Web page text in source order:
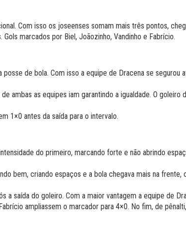
Com isso os joseenses somam mais três pontos,
marcados por Biel, Joãozinho, Vandinho e Fabrício.
de bola. Com isso a equipe de Dracena se segurou
ambas as equipes iam garantindo a igualdade. O goleiro
1×0 antes da saída para o intervalo.
do primeiro, marcando forte e não abrindo
bem, criando espaços e a bola chegava mais na frente,
saída do goleiro. Com a maior vantagem a equipe de
ampliassem o marcador para 4×0. No fim, de